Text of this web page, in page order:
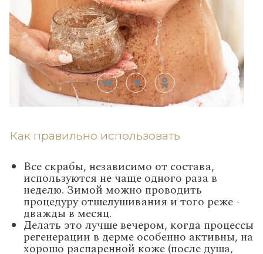
Как правильно использовать
Все скрабы, независимо от состава,
используются не чаще одного раза в
неделю. Зимой можно проводить
процедуру отшелушивания и того реже -
дважды в месяц.
Делать это лучше вечером, когда процессы
регенерации в дерме особенно активны, на
хорошо распаренной коже (после душа,